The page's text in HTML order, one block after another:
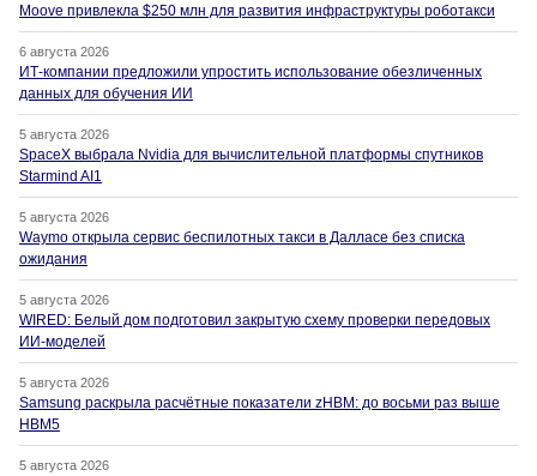
Moove привлекла $250 млн для развития инфраструктуры роботакси
6 августа 2026
ИТ-компании предложили упростить использование обезличенных
данных для обучения ИИ
5 августа 2026
SpaceX выбрала Nvidia для вычислительной платформы спутников
Starmind AI1
5 августа 2026
Waymo открыла сервис беспилотных такси в Далласе без списка
ожидания
5 августа 2026
WIRED: Белый дом подготовил закрытую схему проверки передовых
ИИ-моделей
5 августа 2026
Samsung раскрыла расчётные показатели zHBM: до восьми раз выше
HBM5
5 августа 2026